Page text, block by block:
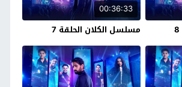
00:36:33
مسلسل الكلان الحلقة 7